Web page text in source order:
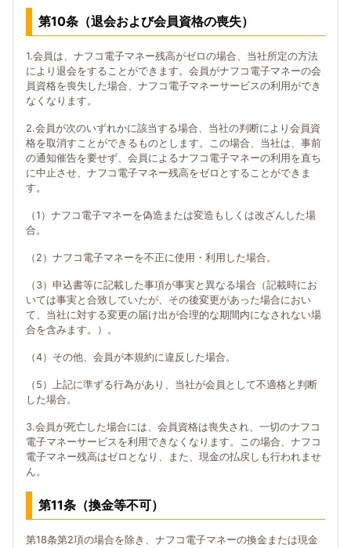
第10条（退会および会員資格の喪失）
1.会員は、ナフコ電子マネー残高がゼロの場合、当社所定の方法
により退会をすることができます。会員がナフコ電子マネーの会
員資格を喪失した場合、ナフコ電子マネーサービスの利用ができ
なくなります。
2.会員が次のいずれかに該当する場合、当社の判断により会員資
格を取消すことができるものとします。この場合、当社は、事前
の通知催告を要せず、会員によるナフコ電子マネーの利用を直ち
に中止させ、ナフコ電子マネー残高をゼロとすることができま
す。
（1）ナフコ電子マネーを偽造または変造もしくは改ざんした場
合。
（2）ナフコ電子マネーを不正に使用・利用した場合。
（3）申込書等に記載した事項が事実と異なる場合（記載時にお
いては事実と合致していたが、その後変更があった場合におい
て、当社に対する変更の届け出が合理的な期間内になされない場
合を含みます。）。
（4）その他、会員が本規約に違反した場合。
（5）上記に準ずる行為があり、当社が会員として不適格と判断
した場合。
3.会員が死亡した場合には、会員資格は喪失され、一切のナフコ
電子マネーサービスを利用できなくなります。この場合、ナフコ
電子マネー残高はゼロとなり、また、現金の払戻しも行われませ
ん。
第11条（換金等不可）
第18条第2項の場合を除き、ナフコ電子マネーの換金または現金